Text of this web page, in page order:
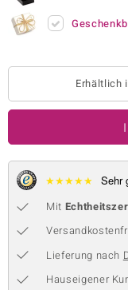
BY DE MELO
Collection
Erhältlich
★★★★★ Sehr
Mit
Lieferung nach
Hauseigener